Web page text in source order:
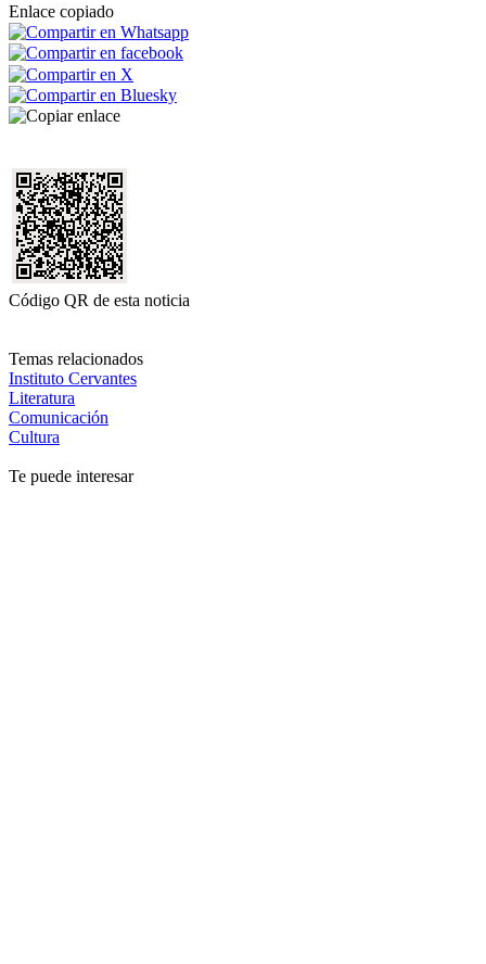
Enlace copiado
Código QR de esta noticia
Temas relacionados
Instituto Cervantes
Literatura
Comunicación
Cultura
Te puede interesar